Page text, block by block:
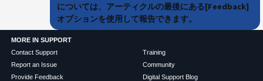
については、アーティクルの最後にある[Feedback]
オプションを使用して報告できます。
MORE IN SUPPORT
Contact Support
Report an Issue
Provide Feedback
Training
Community
Digital Support Blog